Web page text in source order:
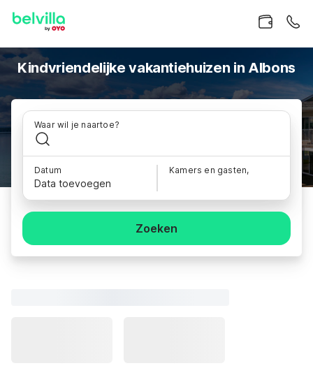
Kindvriendelijke vakantiehuizen in Albons
Waar wil je naartoe?
Datum
Data toevoegen
Kamers en gasten,
Zoeken